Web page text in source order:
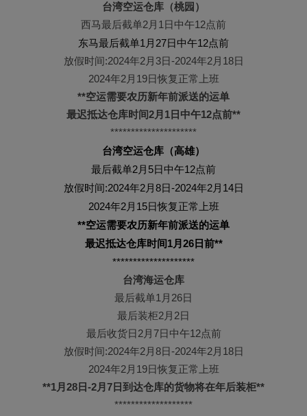
台湾空运仓库（桃园）
西马最后截单2月1日中午12点前
东马最后截单1月27日中午12点前
放假时间:2024年2月3日-2024年2月18日
2024年2月19日恢复正常上班
**空运需要农历新年前派送的运单
最迟抵达仓库时间2月1日 中午12点前**
*********************
台湾空运仓库（高雄）
最后截单2月5日中午12点前
放假时间:2024年2月8日-2024年2月14日
2024年2月15日恢复正常上班
**空运需要农历新年前派送的运单
最迟抵达仓库时间1月26日前**
********************
台湾海运仓库
最后截单1月26日
最后装柜2月2日
最后收货日2月7日中午12点前
放假时间:2024年2月8日-2024年2月18日
2024年2月19日恢复正常上班
**1月28日-2月7日到达仓库的货物将在年后装柜**
*******************